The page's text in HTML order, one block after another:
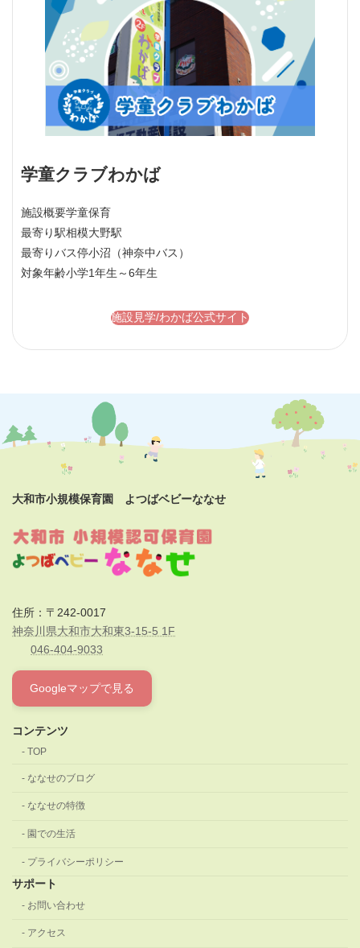
学童クラブわかば
施設概要学童保育
最寄り駅相模大野駅
最寄りバス停小沼（神奈中バス）
対象年齢小学1年生～6年生
施設見学/わかば公式サイト
大和市小規模保育園 よつばベビーななせ
住所：〒242-0017
神奈川県大和市大和東3-15-5 1F
046-404-9033
Googleマップで見る
コンテンツ
TOP
ななせのブログ
ななせの特徴
園での生活
プライバシーポリシー
サポート
お問い合わせ
アクセス